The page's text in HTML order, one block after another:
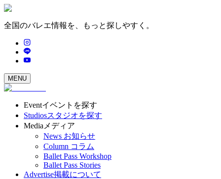
全国のバレエ情報を、もっと探しやすく。
MENU
Eventイベントを探す
Studiosスタジオを探す
Media メディア
News お知らせ
Column コラム
Ballet Pass Workshop
Ballet Pass Stories
Advertise掲載について